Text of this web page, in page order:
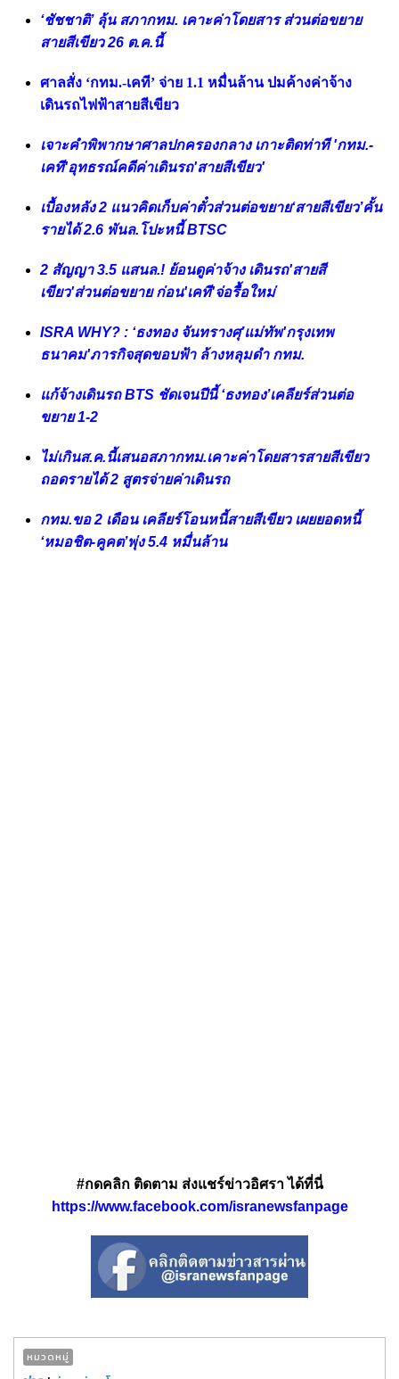
‘ชัชชาติ’ ลุ้น สภากทม. เคาะค่าโดยสาร ส่วนต่อขยาย
สายสีเขียว 26 ต.ค.นี้
ศาลสั่ง ‘กทม.-เคที’ จ่าย 1.1 หมื่นล้าน ปมค้างค่าจ้าง
เดินรถไฟฟ้าสายสีเขียว
เจาะคำพิพากษาศาลปกครองกลาง เกาะติดท่าที 'กทม.-
เคที'อุทธรณ์คดีค่าเดินรถ'สายสีเขียว'
เบื้องหลัง 2 แนวคิดเก็บค่าตั๋วส่วนต่อขยาย‘สายสีเขียว’คั้น
รายได้ 2.6 พันล.โปะหนี้ BTSC
2 สัญญา 3.5 แสนล.! ย้อนดูค่าจ้าง เดินรถ'สายสี
เขียว'ส่วนต่อขยาย ก่อน'เคที'จ่อรื้อใหม่
ISRA WHY? : ‘ธงทอง จันทรางศุ’แม่ทัพ'กรุงเทพ
ธนาคม'ภารกิจสุดขอบฟ้า ล้างหลุมดำ กทม.
แก้จ้างเดินรถ BTS ชัดเจนปีนี้ ‘ธงทอง’เคลียร์ส่วนต่อ
ขยาย 1-2
ไม่เกินส.ค.นี้เสนอสภากทม.เคาะค่าโดยสารสายสีเขียว
ถอดรายได้ 2 สูตรจ่ายค่าเดินรถ
กทม.ขอ 2 เดือน เคลียร์โอนหนี้สายสีเขียว เผยยอดหนี้
‘หมอชิต-คูคต’พุ่ง 5.4 หมื่นล้าน
#กดคลิก ติดตาม ส่งแชร์ข่าวอิศรา ได้ที่นี่
https://www.facebook.com/isranewsfanpage
หมวดหมู่